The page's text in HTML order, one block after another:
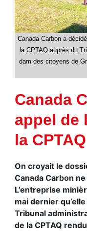
Canada Carbon a
la CPTAQ auprès du
dam des citoyens de
Canada
appel de
la CPTAQ
On croyait le
Canada Carbon
L’entreprise
mai dernier
Tribunal
de la CPTAQ